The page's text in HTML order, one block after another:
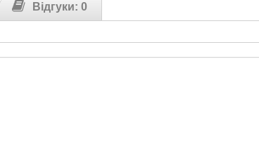
Відгуки: 0